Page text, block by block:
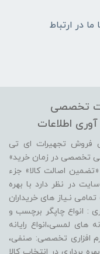
با ما در ارتباط
تخصصی
اطلاعات
فروش تجهیرات ای تی
تخصصی در زمان خرید»
اصالت کالا» جزء
در نظر دارد با بهره
نـیاز های خریداران
: انواع چاپگر برچسب و
های لمسی،انواع رایانه
افزاری تخصصی: صنفی،